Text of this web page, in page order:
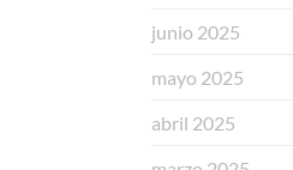
junio 2025
mayo 2025
abril 2025